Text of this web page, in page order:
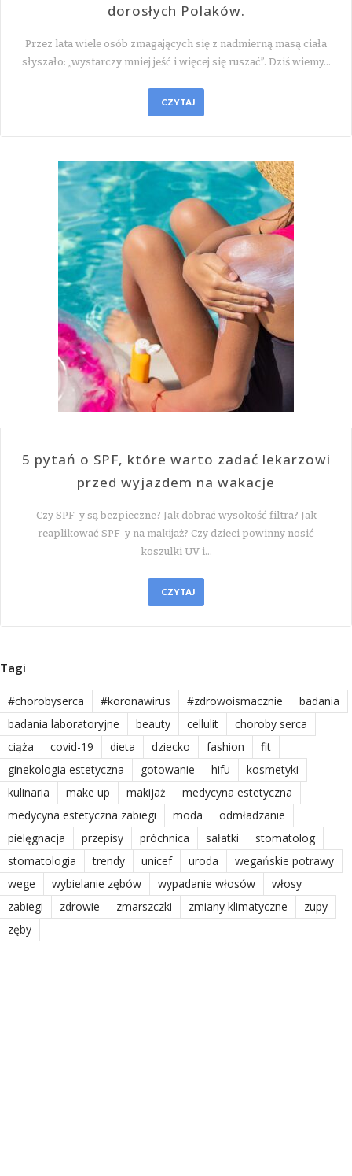
dorosłych Polaków.
Przez lata wiele osób zmagających się z nadmierną masą ciała
słyszało: „wystarczy mniej jeść i więcej się ruszać”. Dziś wiemy…
CZYTAJ
5 pytań o SPF, które warto zadać lekarzowi
przed wyjazdem na wakacje
Czy SPF-y są bezpieczne? Jak dobrać wysokość filtra? Jak
reaplikować SPF-y na makijaż? Czy dzieci powinny nosić
koszulki UV i…
CZYTAJ
Tagi
#chorobyserca #koronawirus #zdrowoismacznie
badania
badania laboratoryjne
beauty cellulit
choroby serca
ciąża
covid-19 dieta dziecko fashion
fit
ginekologia estetyczna
gotowanie hifu
kosmetyki
kulinaria
make up makijaż
medycyna estetyczna
medycyna estetyczna zabiegi
moda
odmładzanie
pielęgnacja
przepisy próchnica sałatki
stomatolog
stomatologia
trendy unicef uroda
wegańskie potrawy
wege
wybielanie zębów wypadanie włosów
włosy
zabiegi
zdrowie zmarszczki zmiany klimatyczne
zupy
zęby